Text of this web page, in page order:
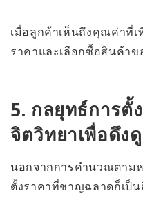
เมื่อลูกค้าเห็นถึงคุณค่าที่เ
ราคาและเลือกซื้อสินค้า
5. กลยุทธ์การตั้
จิตวิทยาเพื่อดึง
นอกจากการคำนวณตาม
ตั้งราคาที่ชาญฉลาดก็เป็